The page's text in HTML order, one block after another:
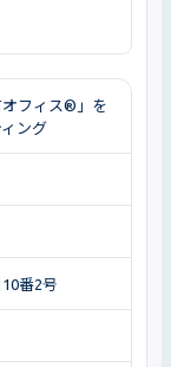
フィス®」を
ング
番2号